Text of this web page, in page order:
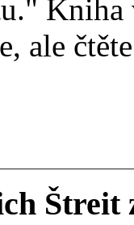
Kniha
ale
Štreit